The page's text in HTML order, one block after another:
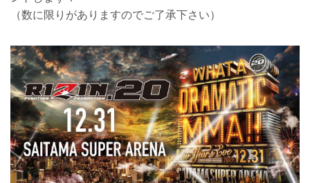
（数に限りがありますのでご了承下さい）